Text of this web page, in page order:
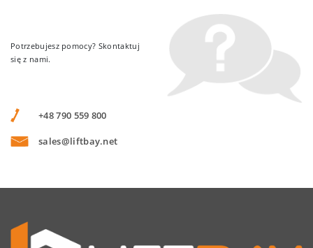
Potrzebujesz pomocy? Skontaktuj
się z nami.
+48 790 559 800
sales@liftbay.net